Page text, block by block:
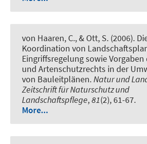
von Haaren, C., & Ott, S. (2006).
Koordination von
Eingriffsregelung sowie
und Artenschutzrechts in der
von Bauleitplänen.Natur und
Zeitschrift für Naturschutz und
Landschaftspflege,81(2), 61-67.
More...